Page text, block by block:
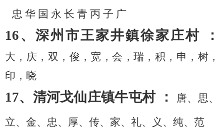
忠 华 国 永 长 青 丙 子 广
16、深州市王家井鎮徐家庄村 ：
大，庆，双，俊，宽，会，瑞，积，申，树，
印，晓
17、清河戈仙庄镇牛屯村 ：
唐、思、
立、金、忠、厚、传、家、礼、义、纯、范